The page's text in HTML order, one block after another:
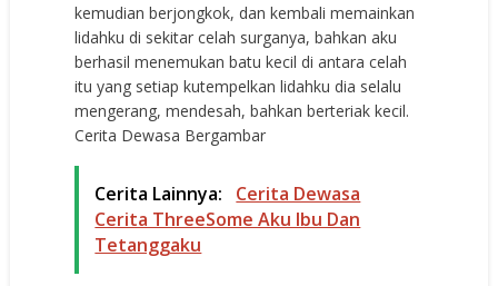
kemudian berjongkok, dan kembali memainkan
lidahku di sekitar celah surganya, bahkan aku
berhasil menemukan batu kecil di antara celah
itu yang setiap kutempelkan lidahku dia selalu
mengerang, mendesah, bahkan berteriak kecil.
Cerita Dewasa Bergambar
Cerita Lainnya:
Cerita Dewasa
Cerita ThreeSome Aku Ibu Dan
Tetanggaku